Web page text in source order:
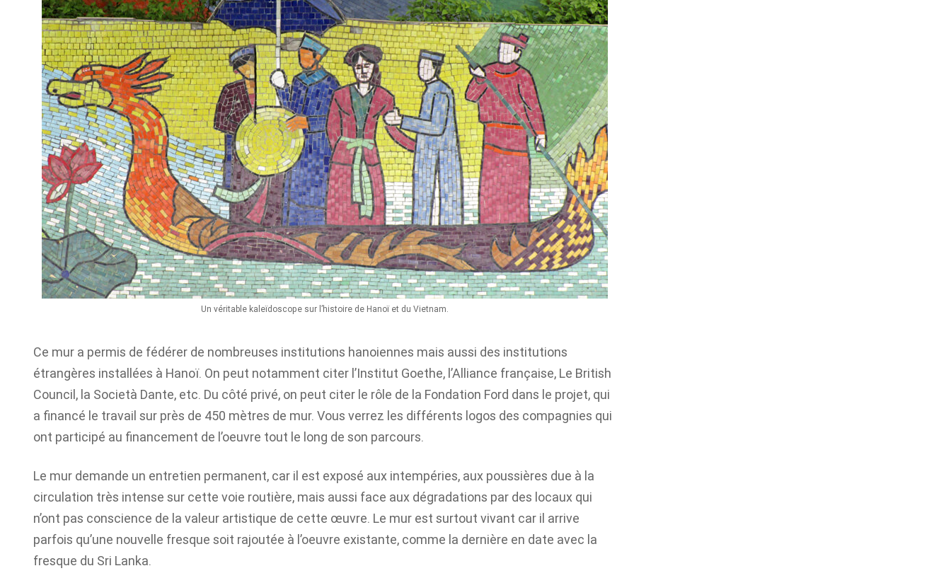
Un véritable kaleïdoscope sur l’histoire de Hanoï et du Vietnam.
Ce mur a permis de fédérer de nombreuses institutions hanoiennes mais aussi des institutions
étrangères installées à Hanoï. On peut notamment citer l’Institut Goethe, l’Alliance française, Le British
Council, la Società Dante, etc. Du côté privé, on peut citer le rôle de la Fondation Ford dans le projet, qui
a financé le travail sur près de 450 mètres de mur. Vous verrez les différents logos des compagnies qui
ont participé au financement de l’oeuvre tout le long de son parcours.
Le mur demande un entretien permanent, car il est exposé aux intempéries, aux poussières due à la
circulation très intense sur cette voie routière, mais aussi face aux dégradations par des locaux qui
n’ont pas conscience de la valeur artistique de cette œuvre. Le mur est surtout vivant car il arrive
parfois qu’une nouvelle fresque soit rajoutée à l’oeuvre existante, comme la dernière en date avec la
fresque du Sri Lanka.